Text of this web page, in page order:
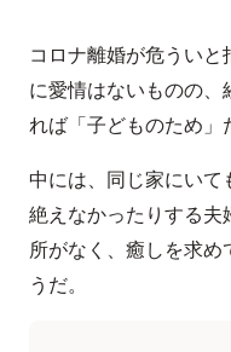
コロナ離婚が危うい
に愛情はないものの
れば「子どものため」
中には、同じ家にい
絶えなかったりする
所がなく、癒しを求め
うだ。